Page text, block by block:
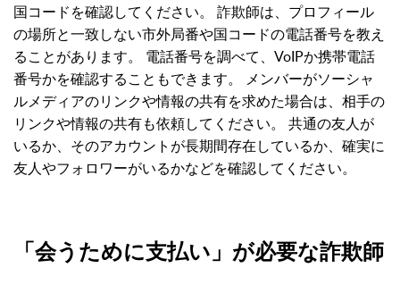
国コードを確認してください。 詐欺師は、プロフィール
の場所と一致しない市外局番や国コードの電話番号を教え
ることがあります。 電話番号を調べて、VoIPか携帯電話
番号かを確認することもできます。 メンバーがソーシャ
ルメディアのリンクや情報の共有を求めた場合は、相手の
リンクや情報の共有も依頼してください。 共通の友人が
いるか、そのアカウントが長期間存在しているか、確実に
友人やフォロワーがいるかなどを確認してください。
「会うために支払い」が必要な詐欺師